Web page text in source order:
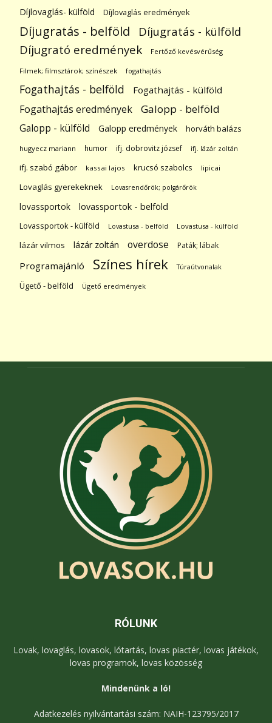
Díjlovaglás- külföld
Díjlovaglás eredmények
Díjugratás - belföld Díjugratás - külföld
Díjugrató eredmények Fertőző kevésvérűség
Filmek; filmsztárok; színészek fogathajtás
Fogathajtás - belföld Fogathajtás - külföld
Fogathajtás eredmények Galopp - belföld
Galopp - külföld Galopp eredmények horváth balázs
hugyecz mariann humor ifj. dobrovitz józsef ifj. lázár zoltán
ifj. szabó gábor kassai lajos krucsó szabolcs lipicai
Lovaglás gyerekeknek Lovasrendőrök; polgárőrök
lovassportok lovassportok - belföld
Lovassportok - külföld Lovastusa - belföld Lovastusa - külföld
lázár vilmos lázár zoltán overdose Paták; lábak
Programajánló Színes hírek Túraútvonalak
Ügető - belföld Ügető eredmények
RÓLUNK
Lovak, lovaglás, lovasok, lótartás, lovas piactér, lovas játékok,
lovas programok, lovas közösség
Mindenünk a ló!
Adatkezelés nyilvántartási szám: NAIH-123795/2017